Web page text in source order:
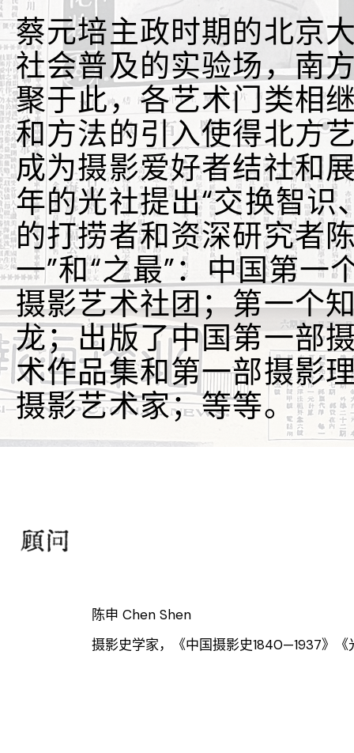
蔡元培主政时期的北京
社会普及的实验场，南
聚于此，各艺术门类相
和方法的引入使得北方
成为摄影爱好者结社和
年的光社提出“交换智识
的打捞者和资深研究者
一”和“之最”：中国第
摄影艺术社团；第一个
龙；出版了中国第一部
术作品集和第一部摄影
摄影艺术家；等等。
陈申 Chen Shen
摄影史学家，《中国摄影史1840—1937》《